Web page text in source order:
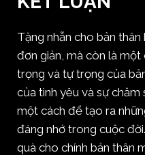
Tặng nhẫn cho bản
đơn giản, mà còn là một
trọng và tự trọng của
của tình yêu và sự
một cách để tạo ra
đáng nhớ trong cuộc
quà cho chính bản thân